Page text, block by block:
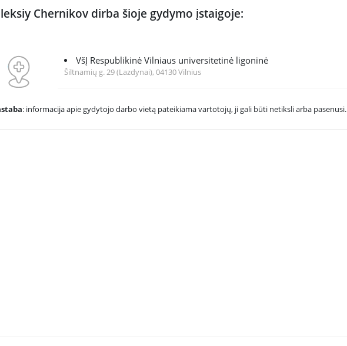
Chernikov dirba šioje gydymo įstaigoje:
VšĮ Respublikinė Vilniaus universitetinė ligoninė
Šiltnamių g. 29 (Lazdynai), 04130 Vilnius
: informacija apie gydytojo darbo vietą pateikiama vartotojų, ji gali būti netiksli arba pasenusi.